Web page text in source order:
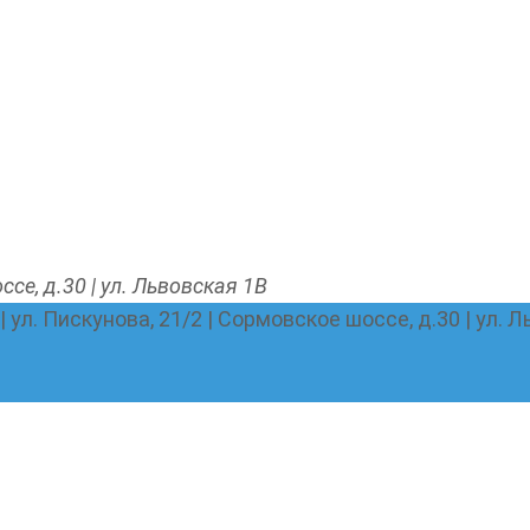
д.30 | ул. Львовская 1В
Пискунова, 21/2 | Сормовское шоссе, д.30 | ул.